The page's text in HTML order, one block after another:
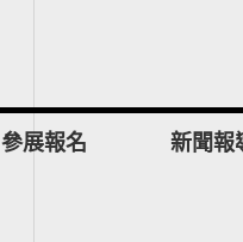
參展報名 新聞報